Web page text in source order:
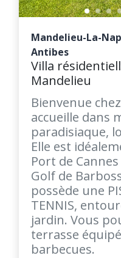
Mandelieu-La-
Antibes
Villa
Mandelieu
Bienvenue
accueille dans
paradisiaque,
Elle est
Port de
Golf de
possède une
TENNIS,
jardin. Vous
terrasse
barbecues.